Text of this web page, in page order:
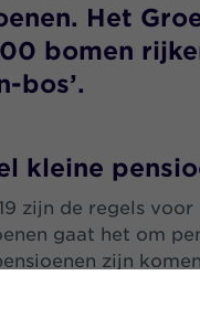
Het
bomen
bos’.
kleine
zijn de regels
gaat het om
zijn
deze
ervoor gekozen